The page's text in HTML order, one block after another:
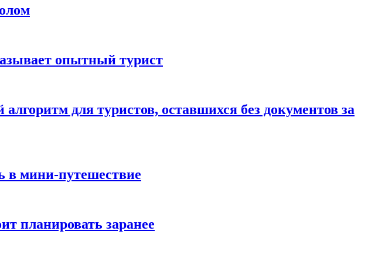
опытный турист
для туристов, оставшихся без документов за
в мини-путешествие
планировать заранее